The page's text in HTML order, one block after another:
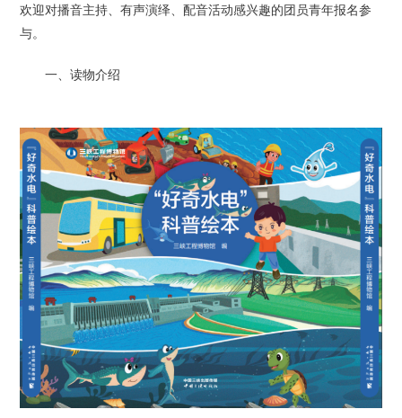
欢迎对播音主持、有声演绎、配音活动感兴趣的团员青年报名参
与。
一、读物介绍